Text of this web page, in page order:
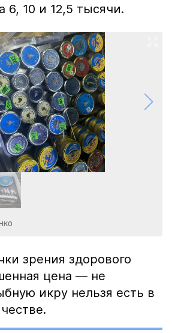
10 и 12,5 тысячи.
зрения здорового
цена — не
икру нельзя есть в